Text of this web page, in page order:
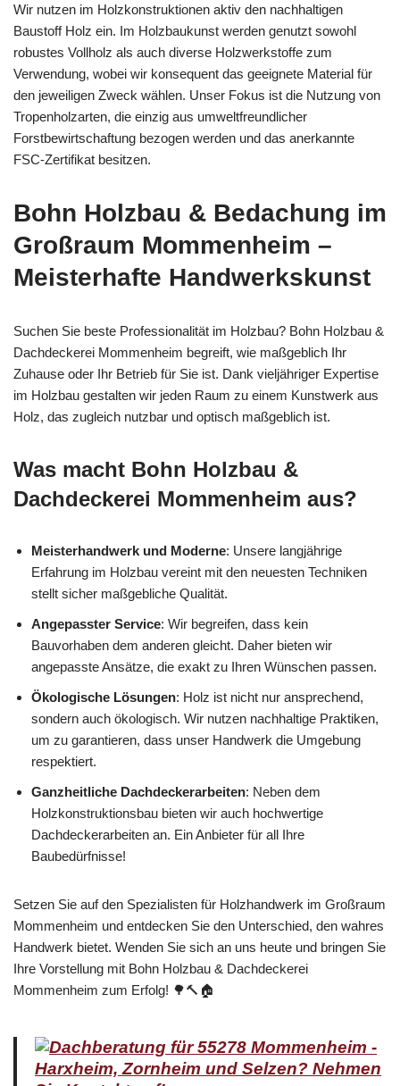
Wir nutzen im Holzkonstruktionen aktiv den nachhaltigen
Baustoff Holz ein. Im Holzbaukunst werden genutzt sowohl
robustes Vollholz als auch diverse Holzwerkstoffe zum
Verwendung, wobei wir konsequent das geeignete Material für
den jeweiligen Zweck wählen. Unser Fokus ist die Nutzung von
Tropenholzarten, die einzig aus umweltfreundlicher
Forstbewirtschaftung bezogen werden und das anerkannte
FSC-Zertifikat besitzen.
Bohn Holzbau & Bedachung im
Großraum Mommenheim –
Meisterhafte Handwerkskunst
Suchen Sie beste Professionalität im Holzbau? Bohn Holzbau &
Dachdeckerei Mommenheim begreift, wie maßgeblich Ihr
Zuhause oder Ihr Betrieb für Sie ist. Dank vieljähriger Expertise
im Holzbau gestalten wir jeden Raum zu einem Kunstwerk aus
Holz, das zugleich nutzbar und optisch maßgeblich ist.
Was macht Bohn Holzbau &
Dachdeckerei Mommenheim aus?
Meisterhandwerk und Moderne: Unsere langjährige
Erfahrung im Holzbau vereint mit den neuesten Techniken
stellt sicher maßgebliche Qualität.
Angepasster Service: Wir begreifen, dass kein
Bauvorhaben dem anderen gleicht. Daher bieten wir
angepasste Ansätze, die exakt zu Ihren Wünschen passen.
Ökologische Lösungen: Holz ist nicht nur ansprechend,
sondern auch ökologisch. Wir nutzen nachhaltige Praktiken,
um zu garantieren, dass unser Handwerk die Umgebung
respektiert.
Ganzheitliche Dachdeckerarbeiten: Neben dem
Holzkonstruktionsbau bieten wir auch hochwertige
Dachdeckerarbeiten an. Ein Anbieter für all Ihre
Baubedürfnisse!
Setzen Sie auf den Spezialisten für Holzhandwerk im Großraum
Mommenheim und entdecken Sie den Unterschied, den wahres
Handwerk bietet. Wenden Sie sich an uns heute und bringen Sie
Ihre Vorstellung mit Bohn Holzbau & Dachdeckerei
Mommenheim zum Erfolg! 🌳🔨🏠